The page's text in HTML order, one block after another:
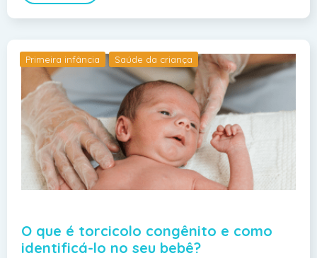
Primeira infância Saúde da criança
O que é torcicolo congênito e como
identificá-lo no seu bebê?